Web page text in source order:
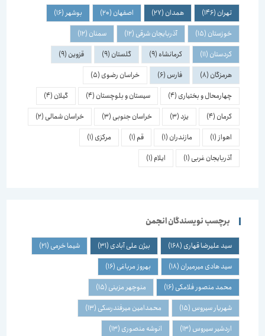
تهران(146) همدان(27) اصفهان(20) بوشهر(16)
خوزستان(15) آذربایجان شرقی(12) سمنان(12)
کردستان(11) کرمانشاه(9) گلستان(9) قزوین(9)
هرمزگان(8) فارس(6) خراسان رضوی(5)
چهارمحال و بختیاری(4) سیستان و بلوچستان(4) گیلان(4)
کرمان(4)
(3) خراسان جنوبی(3) خراسان شمالی(2)
اهواز(1) مازندران(1)
(1) مرکزی(1)
آذربایجان غربی(1) ایلام(1)
برچسب نویسندگان انجمن
سید علیرضا قهاری(168) بیژن علی آبادی(31) شیما خرمی(21)
سید هادی میرمیران(18) بهروز مرباغی(16)
محمد منصور فلامکی(16) منوچهر مزینی(15)
شهریار سیروس(15) محمدامین میرفندرسکی(13)
اردشیر سیروس(13) انوشه منصوری(13)